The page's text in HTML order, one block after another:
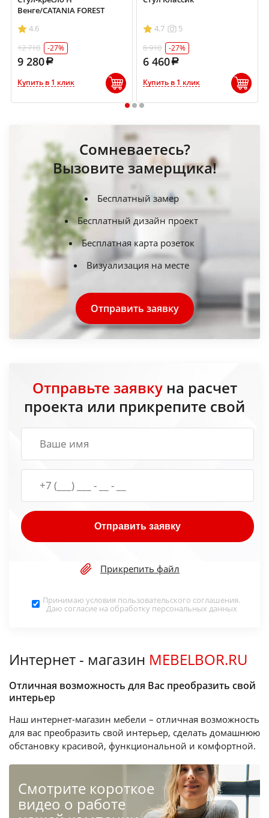
Венге/CATANIA FOREST
4.6
12 710
-27%
9 280
Купить в 1 клик
4.7
5
8 910
-27%
6 460
Купить в 1 клик
1 2 3
Сомневаетесь?
Вызовите замерщика!
Бесплатный замер
Бесплатный дизайн проект
Бесплатная карта розеток
Визуализация на месте
Отправить заявку
Отправьте заявкуна расчет
проекта или прикрепите свой
Отправить заявку
Прикрепить файл
Принимаю условия пользовательского соглашения.
Даю согласие на обработку персональных данных
Интернет - магазин MEBELBOR.RU
Отличная возможность для Вас преобразить свой
интерьер
Наш интернет-магазин мебели – отличная возможность
для вас преобразить свой интерьер, сделать домашнюю
обстановку красивой, функциональной и комфортной.
Cмотрите короткое
видео о работе